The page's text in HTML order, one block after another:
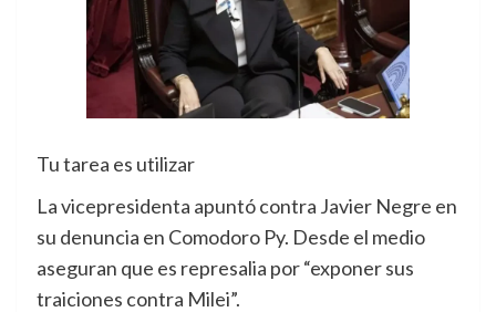
Tu tarea es utilizar
La vicepresidenta apuntó contra Javier Negre en
su denuncia en Comodoro Py. Desde el medio
aseguran que es represalia por “exponer sus
traiciones contra Milei”.